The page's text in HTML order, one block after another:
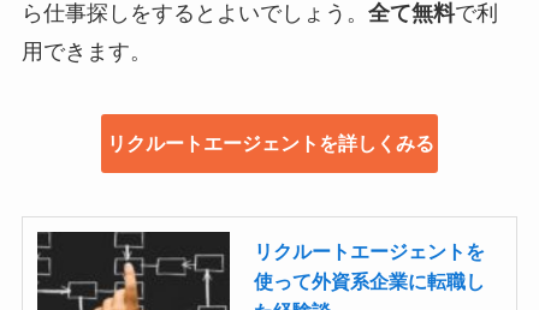
ら仕事探しをするとよいでしょう。 全て無料で利
用できます。
リクルートエージェントを詳しくみる
リクルートエージェントを
使って外資系企業に転職し